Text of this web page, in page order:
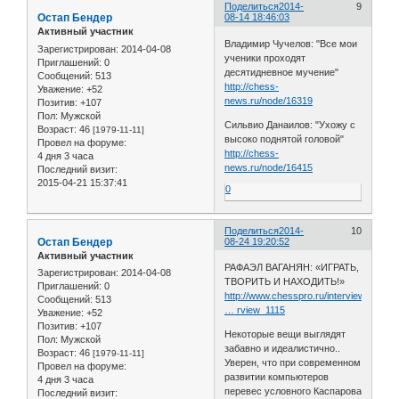
Поделиться 9
2014-
08-14 18:46:03
Остап Бендер
Активный участник
Зарегистрирован: 2014-04-08
Приглашений: 0
Сообщений: 513
Уважение: +52
Позитив: +107
Пол: Мужской
Возраст: 46 [1979-11-11]
Провел на форуме:
4 дня 3 часа
Последний визит:
2015-04-21 15:37:41
Владимир Чучелов: "Все мои
ученики проходят
десятидневное мучение"
http://chess-
news.ru/node/16319
Сильвио Данаилов: "Ухожу с
высоко поднятой головой"
http://chess-
news.ru/node/16415
0
Поделиться 10
2014-
08-24 19:20:52
Остап Бендер
Активный участник
Зарегистрирован: 2014-04-08
Приглашений: 0
Сообщений: 513
Уважение: +52
Позитив: +107
Пол: Мужской
Возраст: 46 [1979-11-11]
Провел на форуме:
4 дня 3 часа
Последний визит:
РАФАЭЛ ВАГАНЯН: «ИГРАТЬ,
ТВОРИТЬ И НАХОДИТЬ!»
http://www.chesspro.ru/interview/vagani
… rview_1115
Некоторые вещи выглядят
забавно и идеалистично..
Уверен, что при современном
развитии компьютеров
перевес условного Каспарова